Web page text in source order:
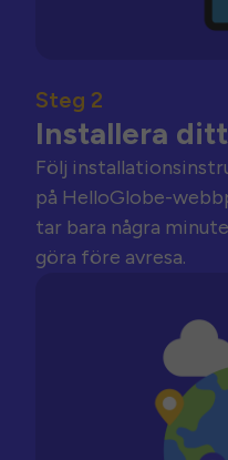
Steg 2
Installera
Följ
på HelloGlobe-
tar bara några
göra före avresa.